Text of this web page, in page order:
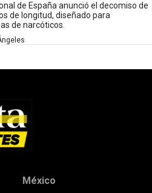
de España anunció el decomiso de
de longitud, diseñado para
de narcóticos.
México